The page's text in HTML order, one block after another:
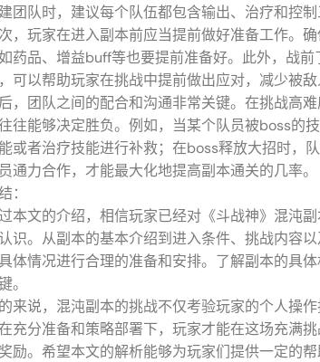
团队时，建议每个队伍都包含输出、治疗和控制
，玩家在进入副本前应当提前做好准备工作。
药品、增益buff等也要提前准备好。此外，战
可以帮助玩家在挑战中提前做出应对，减少被敌
，团队之间的配合和沟通非常关键。在挑战高
往能够决定胜负。例如，当某个队员被boss的
或者治疗技能进行补救；在boss释放大招时，
通力合作，才能最大化地提高副本通关的几率。
：
本文的介绍，相信玩家已经对《斗战神》混沌
识。从副本的基本介绍到进入条件、挑战内容
体情况进行合理的准备和安排。了解副本的具
。
来说，混沌副本的挑战不仅考验玩家的个人操
充分准备和策略部署下，玩家才能在这场充满
励。希望本文的解析能够为玩家们提供一定的